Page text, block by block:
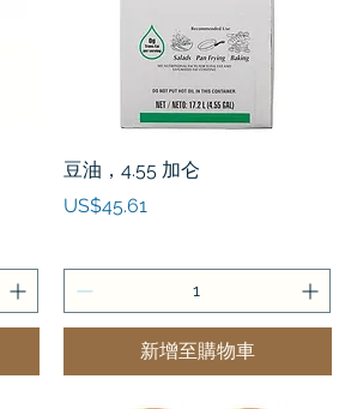
快速瀏覽
豆油，4.55 加仑
價格
US$45.61
新增至購物車